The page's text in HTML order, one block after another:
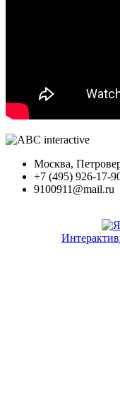
Москва,
+7 (495) 926-17-
9100911@mail.ru